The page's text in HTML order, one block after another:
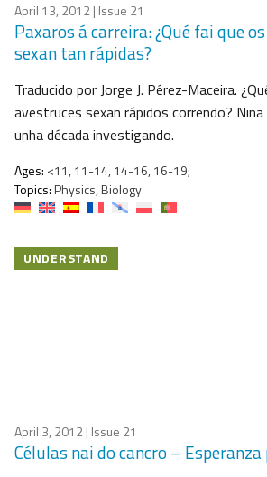
April 13, 2012| Issue 21
Paxaros á carreira: ¿Qué fai que
sexan tan rápidas?
Traducido por Jorge J. Pérez-Maceira.
avestruces sexan rápidos correndo?
unha década investigando.
Ages: <11, 11-14, 14-16, 16-19;
Topics:Physics, Biology
UNDERSTAND
April 3, 2012| Issue 21
Células nai do cancro –